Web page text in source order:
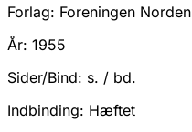
Forlag: Foreningen Norden
År: 1955
Sider/Bind: s. / bd.
Indbinding: Hæftet